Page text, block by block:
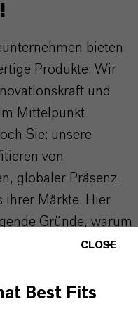
bieten
Produkte: Wir
und
Mittelpunkt
Sie: unsere
von
globaler Präsenz
ihrer Märkte. Hier
Gründe, warum
für Ihr Unternehmen
SIE: UNSERE
CLOSE
Best Fits